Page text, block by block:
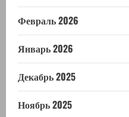
Февраль 2026
Январь 2026
Декабрь 2025
Ноябрь 2025